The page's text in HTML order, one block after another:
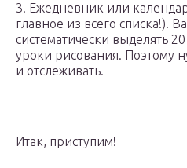
3. Ежедневник или
главное из всего списка!).
систематически выделять
уроки рисования. Поэтому
и отслеживать.
Итак, приступим!